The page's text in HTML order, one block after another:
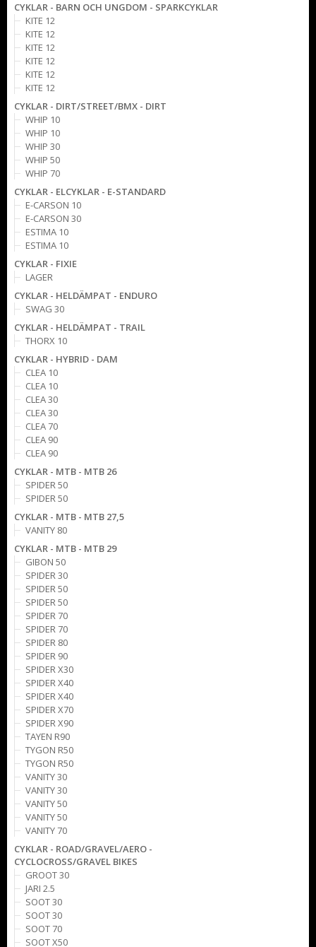
CYKLAR - BARN OCH UNGDOM - SPARKCYKLAR
KITE 12
KITE 12
KITE 12
KITE 12
KITE 12
KITE 12
CYKLAR - DIRT/STREET/BMX - DIRT
WHIP 10
WHIP 10
WHIP 30
WHIP 50
WHIP 70
CYKLAR - ELCYKLAR - E-STANDARD
E-CARSON 10
E-CARSON 30
ESTIMA 10
ESTIMA 10
CYKLAR - FIXIE
LAGER
CYKLAR - HELDÄMPAT - ENDURO
SWAG 30
CYKLAR - HELDÄMPAT - TRAIL
THORX 10
CYKLAR - HYBRID - DAM
CLEA 10
CLEA 10
CLEA 30
CLEA 30
CLEA 70
CLEA 90
CLEA 90
CYKLAR - MTB - MTB 26
SPIDER 50
SPIDER 50
CYKLAR - MTB - MTB 27,5
VANITY 80
CYKLAR - MTB - MTB 29
GIBON 50
SPIDER 30
SPIDER 50
SPIDER 50
SPIDER 70
SPIDER 70
SPIDER 80
SPIDER 90
SPIDER X30
SPIDER X40
SPIDER X40
SPIDER X70
SPIDER X90
TAYEN R90
TYGON R50
TYGON R50
VANITY 30
VANITY 30
VANITY 50
VANITY 50
VANITY 70
CYKLAR - ROAD/GRAVEL/AERO -
CYCLOCROSS/GRAVEL BIKES
GROOT 30
JARI 2.5
SOOT 30
SOOT 30
SOOT 70
SOOT X50